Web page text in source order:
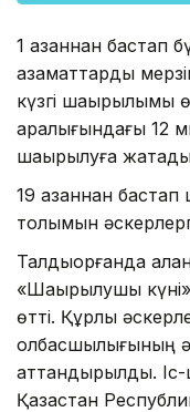
1 қазаннан бастап
азаматтарды
күзгі шақырылымы
аралығындағы 12
шақырылуға
19 қазаннан
толымын
Талдықорғанда
«Шақырылушы
өтті. Құрлық
қолбасшылығының
аттандырылды.
Қазақстан